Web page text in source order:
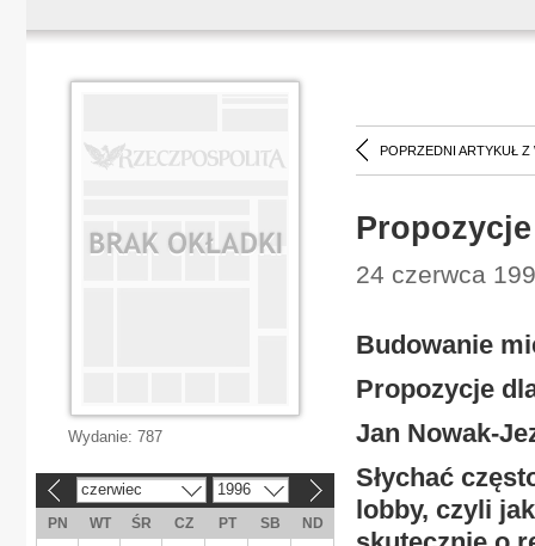
POPRZEDNI ARTYKUŁ Z
24 czerwca
Budowanie
Propozycje
Jan Nowak-
Słychać
lobby, czyli
Wydanie: 787
czerwiec 1996
PN WT ŚR CZ PT SB
ND